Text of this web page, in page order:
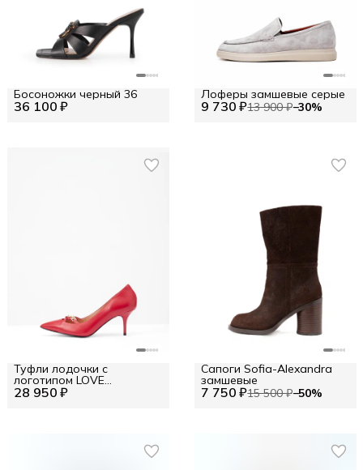
36 100 ₽
Босоножки черный 36
9 730 ₽13 900 ₽−30%
Лоферы замшевые серые
28 950 ₽
Туфли лодочки с
логотипом LOVE
MOSCHINO 7 750 ₽15 500 ₽−50%
Сапоги Sofia-Alexandra
замшевые